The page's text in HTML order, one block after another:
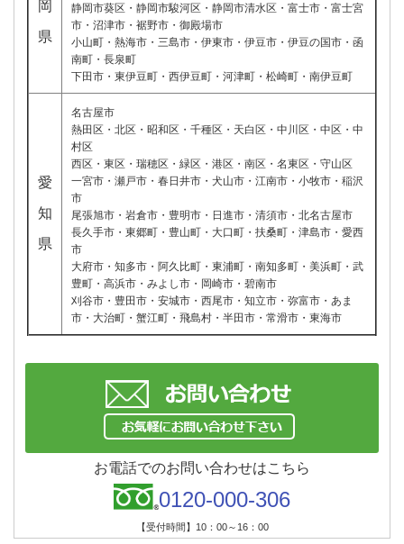
岡
県
静岡市葵区・静岡市駿河区・静岡市清水区・富士市・富士宮
市・沼津市・裾野市・御殿場市
小山町・熱海市・三島市・伊東市・伊豆市・伊豆の国市・函
南町・長泉町
下田市・東伊豆町・西伊豆町・河津町・松崎町・南伊豆町
愛
知
県
名古屋市
熱田区・北区・昭和区・千種区・天白区・中川区・中区・中
村区
西区・東区・瑞穂区・緑区・港区・南区・名東区・守山区
一宮市・瀬戸市・春日井市・犬山市・江南市・小牧市・稲沢
市
尾張旭市・岩倉市・豊明市・日進市・清須市・北名古屋市
長久手市・東郷町・豊山町・大口町・扶桑町・津島市・愛西
市
大府市・知多市・阿久比町・東浦町・南知多町・美浜町・武
豊町・高浜市・みよし市・岡崎市・碧南市
刈谷市・豊田市・安城市・西尾市・知立市・弥富市・あま
市・大治町・蟹江町・飛島村・半田市・常滑市・東海市
お電話でのお問い合わせはこちら
0120-000-306
【受付時間】10：00～16：00